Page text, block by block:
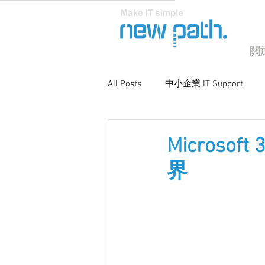
關
All Posts 中小企業 IT Support
Microsoft
界